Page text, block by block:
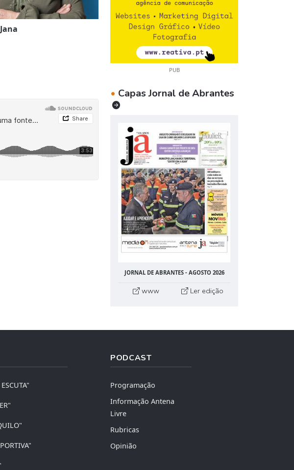
PUB
• Capas Jornal de Abrantes
JORNAL DE ABRANTES - AGOSTO 2026
www Ler edição
PODCAST
Programação
Informação Antena
Livre
Rubricas
Opinião